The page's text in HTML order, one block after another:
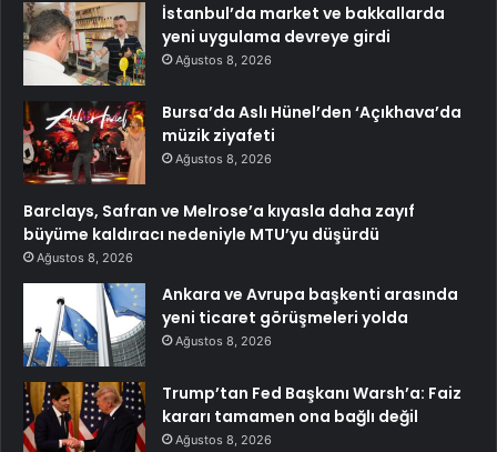
İstanbul’da market ve bakkallarda
yeni uygulama devreye girdi
Ağustos 8, 2026
Bursa’da Aslı Hünel’den ‘Açıkhava’da
müzik ziyafeti
Ağustos 8, 2026
Barclays, Safran ve Melrose’a kıyasla daha zayıf
büyüme kaldıracı nedeniyle MTU’yu düşürdü
Ağustos 8, 2026
Ankara ve Avrupa başkenti arasında
yeni ticaret görüşmeleri yolda
Ağustos 8, 2026
Trump’tan Fed Başkanı Warsh’a: Faiz
kararı tamamen ona bağlı değil
Ağustos 8, 2026